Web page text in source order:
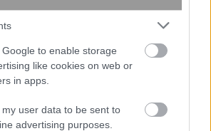
to enable storage
like cookies on web or
in apps.
user data to be sent to
advertising purposes.
Η πρώτη
υγεία του παιδιού – Τα
μια ζωή